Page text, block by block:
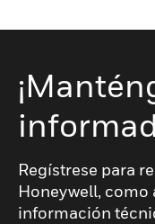
Regístrese para
Honeywell,
información